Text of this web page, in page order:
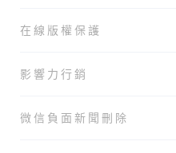
在線版權保護
影響力行銷
微信負面新聞刪除